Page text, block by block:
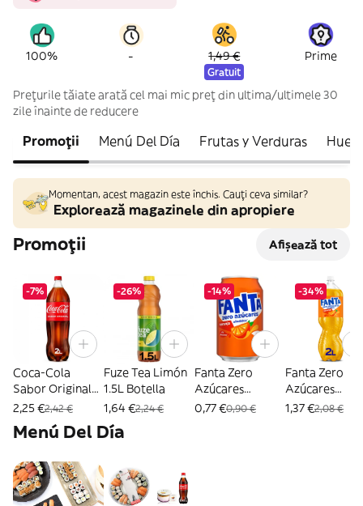
100% - 1,49 €
Gratuit
Prime
Prețurile tăiate arată cel mai mic preț din ultima/ultimele 30
zile înainte de reducere
Promoții Menú Del Día Frutas y Verduras
Momentan, acest magazin este închis. Cauți ceva similar?
Explorează magazinele din apropiere
Promoții Afișează tot
-7%
Coca-Cola
Sabor Original
2L Botella
2,25 €2,42 €
-26%
Fuze Tea Limón
1.5L Botella
1,64 €2,24 €
-14%
Fanta Zero
Azúcares
Naranja 330ml
0,77 €0,90 €
-34%
Fanta Zero
Azúcares
Naranja 2L
1,37 €2,08 €
Menú Del Día